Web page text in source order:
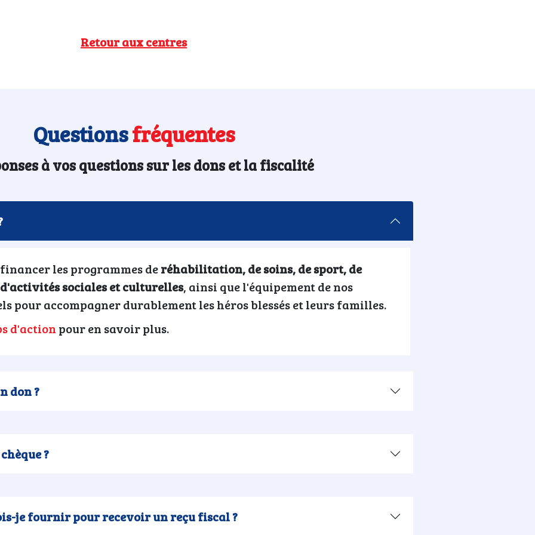
Retour aux centres
Questionsfréquentes
à vos questions sur les dons et la fiscalité
les programmes deréhabilitation, de soins, de sport, de
sociales et culturelles, ainsi que l'équipement de nos
pour accompagner durablement les héros blessés et leurs familles.
d'action pour en savoir plus.
don ?
?
je fournir pour recevoir un reçu fiscal ?